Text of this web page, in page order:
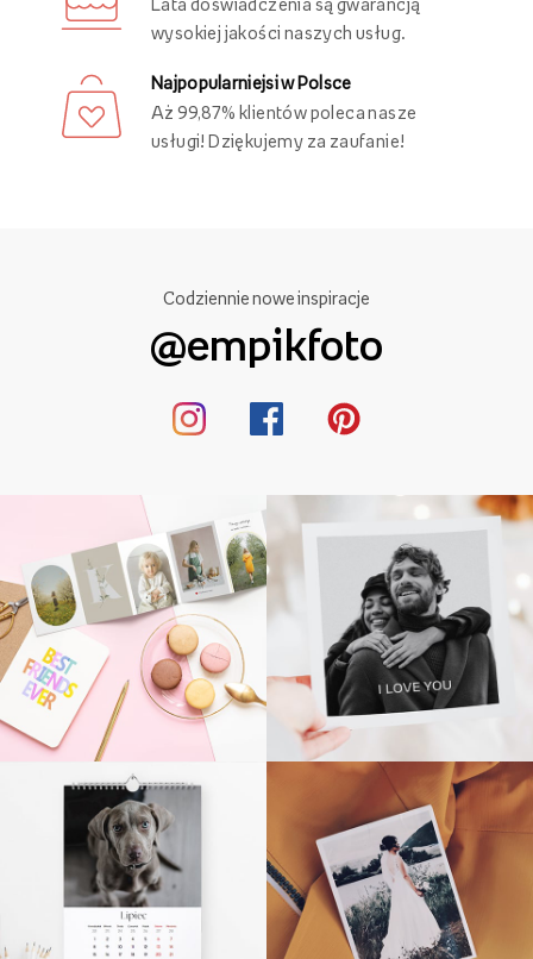
Lata doświadczenia są gwarancją
wysokiej jakości naszych usług.
Najpopularniejsi w Polsce
Aż 99,87% klientów poleca nasze
usługi! Dziękujemy za zaufanie!
Codziennie nowe inspiracje
@empikfoto